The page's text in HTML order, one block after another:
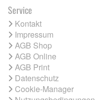
Service
Kontakt
Impressum
AGB Shop
AGB Online
AGB Print
Datenschutz
Cookie-Manager